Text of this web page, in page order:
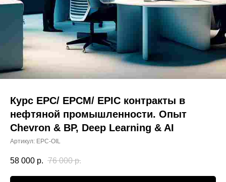
Курс EPC/ EPCM/ EPIC контракты в
нефтяной промышленности. Опыт
Chevron & BP, Deep Learning & AI
Артикул: EPC-OIL
58 000 р. 76 000 р.